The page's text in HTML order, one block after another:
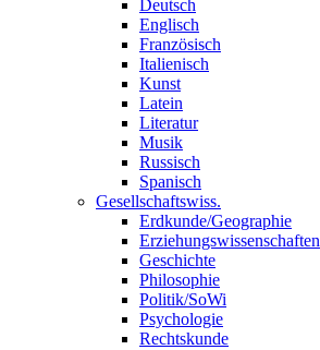
Deutsch
Englisch
Französisch
Italienisch
Kunst
Latein
Literatur
Musik
Russisch
Spanisch
Gesellschaftswiss.
Erdkunde/Geographie
Erziehungswissenschaften
Geschichte
Philosophie
Politik/SoWi
Psychologie
Rechtskunde